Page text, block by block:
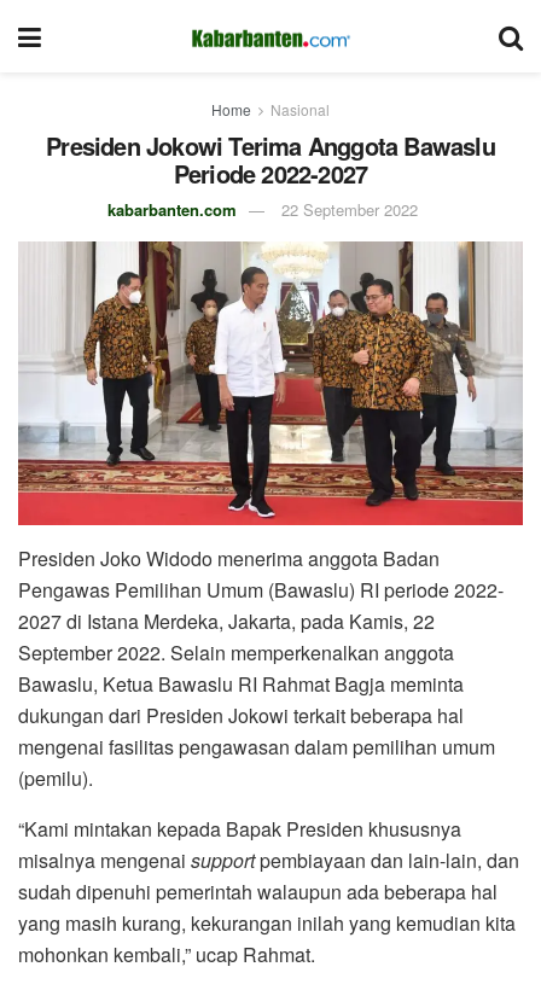
Home Nasional
Presiden Jokowi Terima Anggota Bawaslu
Periode 2022-2027
kabarbanten.com 22 September 2022
Presiden Joko Widodo menerima anggota Badan
Pengawas Pemilihan Umum (Bawaslu) RI periode 2022-
2027 di Istana Merdeka, Jakarta, pada Kamis, 22
September 2022. Selain memperkenalkan anggota
Bawaslu, Ketua Bawaslu RI Rahmat Bagja meminta
dukungan dari Presiden Jokowi terkait beberapa hal
mengenai fasilitas pengawasan dalam pemilihan umum
(pemilu).
“Kami mintakan kepada Bapak Presiden khususnya
misalnya mengenai supportpembiayaan dan lain-lain, dan
sudah dipenuhi pemerintah walaupun ada beberapa hal
yang masih kurang, kekurangan inilah yang kemudian kita
mohonkan kembali,” ucap Rahmat.